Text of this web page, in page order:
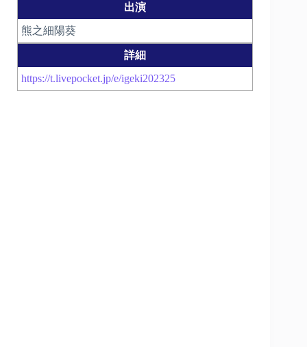
出演
熊之細陽葵
詳細
https://t.livepocket.jp/e/igeki202325